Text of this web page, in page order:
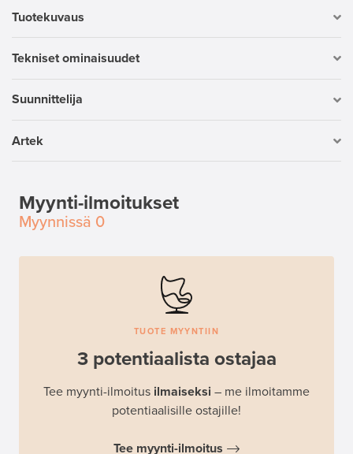
Tuotekuvaus
Tekniset ominaisuudet
Suunnittelija
Artek
Myynti-ilmoitukset
Myynnissä 0
TUOTE MYYNTIIN
3 potentiaalista ostajaa
Tee myynti-ilmoitus ilmaiseksi – me ilmoitamme
potentiaalisille ostajille!
Tee myynti-ilmoitus